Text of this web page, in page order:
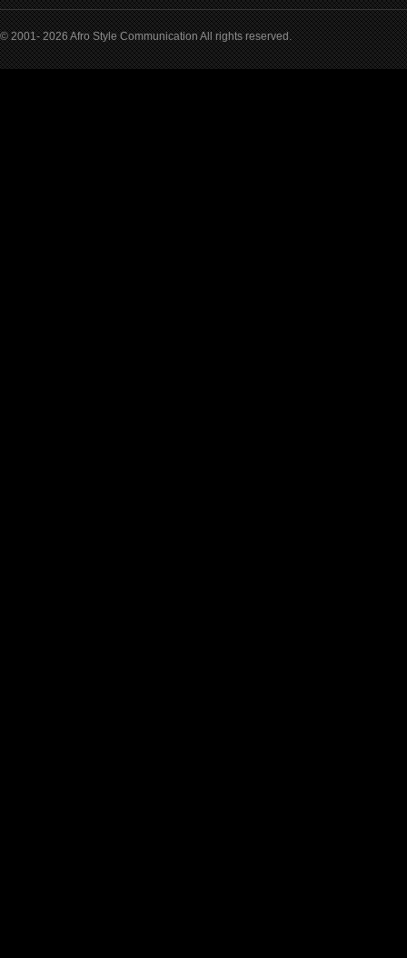
© 2001- 2026 Afro Style Communication All rights reserved.